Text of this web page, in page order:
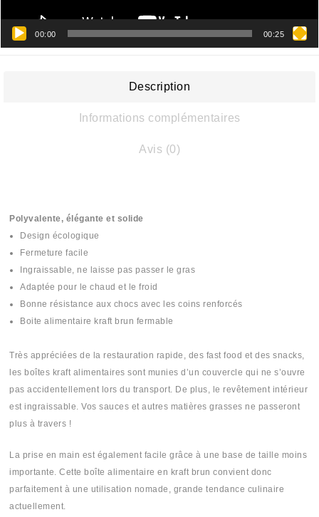
00:00 00:25
Description
Informations complémentaires
Avis (0)
Polyvalente, élégante et solide
Design écologique
Fermeture facile
Ingraissable, ne laisse pas passer le gras
Adaptée pour le chaud et le froid
Bonne résistance aux chocs avec les coins renforcés
Boite alimentaire kraft brun fermable
Très appréciées de la restauration rapide, des fast food et des snacks,
les boîtes kraft alimentaires sont munies d’un couvercle qui ne s’ouvre
pas accidentellement lors du transport. De plus, le revêtement intérieur
est ingraissable. Vos sauces et autres matières grasses ne passeront
plus à travers !
La prise en main est également facile grâce à une base de taille moins
importante. Cette boîte alimentaire en kraft brun convient donc
parfaitement à une utilisation nomade, grande tendance culinaire
actuellement.